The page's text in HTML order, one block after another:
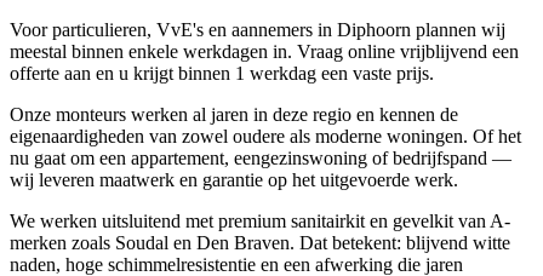
Voor particulieren, VvE's en aannemers in Diphoorn plannen wij
meestal binnen enkele werkdagen in. Vraag online vrijblijvend een
offerte aan en u krijgt binnen 1 werkdag een vaste prijs.
Onze monteurs werken al jaren in deze regio en kennen de
eigenaardigheden van zowel oudere als moderne woningen. Of het
nu gaat om een appartement, eengezinswoning of bedrijfspand —
wij leveren maatwerk en garantie op het uitgevoerde werk.
We werken uitsluitend met premium sanitairkit en gevelkit van A-
merken zoals Soudal en Den Braven. Dat betekent: blijvend witte
naden, hoge schimmelresistentie en een afwerking die jaren